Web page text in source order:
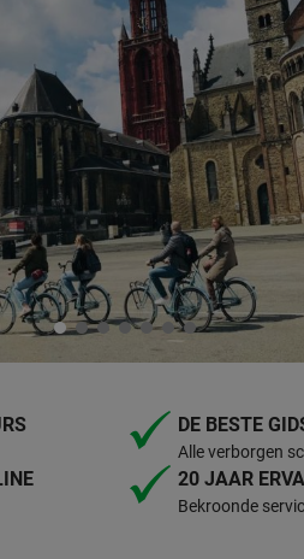
DE BESTE
Alle verborgen
20 JAAR
Bekroonde